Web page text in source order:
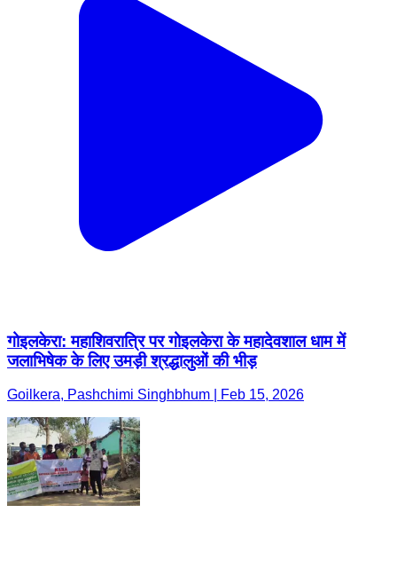
गोइलकेरा: महाशिवरात्रि पर गोइलकेरा के महादेवशाल धाम में
जलाभिषेक के लिए उमड़ी श्रद्धालुओं की भीड़
Goilkera, Pashchimi Singhbhum | Feb 15, 2026